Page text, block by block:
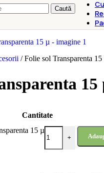
Caută
/ Folie sol Transparenta 15
15
Cantitate
15 µ
+